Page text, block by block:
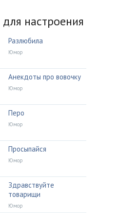
настроения
Разлюбила
Юмор
Анекдоты про вовочку
Юмор
Перо
Юмор
Просыпайся
Юмор
Здравствуйте
товарищи
Юмор